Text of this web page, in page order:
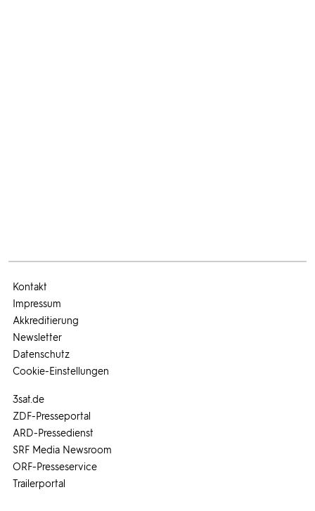
3sat.de
ZDF-Presseportal
ARD-Pressedienst
SRF Media Newsroom
ORF-Presseservice
Trailerportal
Kontakt
Impressum
Akkreditierung
Newsletter
Datenschutz
Cookie-Einstellungen